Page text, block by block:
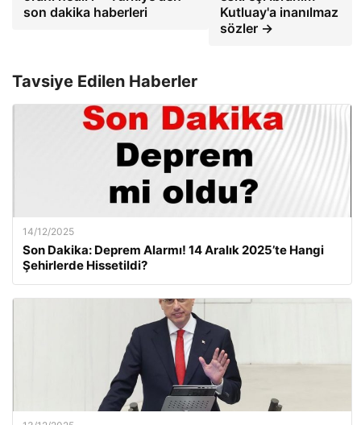
son dakika haberleri
Kutluay'a inanılmaz
sözler →
Tavsiye Edilen Haberler
14/12/2025
Son Dakika: Deprem Alarmı! 14 Aralık 2025’te Hangi
Şehirlerde Hissetildi?